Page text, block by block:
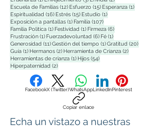
Escuela de Familias (12)12 entradas
Esfuerzo (15)15 entradas
Esperanza (1)1 entrada
Espiritualidad (16)16 entradas
Estrés (15)15 entradas
Estudio (1)1 entrada
Exposición a pantallas (1)1 entrada
Familia (107)107 entradas
Familia Polìtica (1)1 entrada
Festividad (1)1 entrada
Firmeza (6)6 entradas
Frustración (1)1 entrada
Fuerzadevoluntad (6)6 entradas
Fé (1)1 entrada
Generosidad (11)11 entradas
Gestión del tiempo (1)1 entrada
Gratitud (20)20
Guía (1)1 entrada
Hermanos (2)2 entradas
Herramienta de Crianza (2)2 entradas
Herramientas de crianza (1)1 entrada
Hijos (54)54 entradas
Hiperpaternidad (2)2 entradas
FacebookX (Twitter)WhatsAppLinkedInPinterest
Copiar enlace
Echa un vistazo a nuestras